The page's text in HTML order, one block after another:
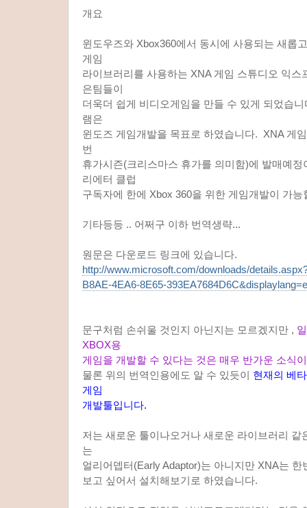
개요
윈도우즈와 Xbox360에서 동시에 사용되는 새롭
게임
라이브러리를 사용하는 XNA 게임 스튜디오 익스
은팀들이
더욱더 쉽게 비디오게임을 만들 수 있게 되었습
램은
윈도즈 게임개발을 목표로 하였습니다. XNA 게
번
휴가시즌(크리스마스 휴가를 의미함)에 발매예
리에터 클럽
구독자에 한에 Xbox 360을 위한 게임개발이 가능
기타등등 .. 어쩌구 이하 번역생략...
원문은 다운로드 링크에 있습니다.
http://www.microsoft.com/downloads/
B8AE-4EA6-8E65-
문구처럼 손쉬울 것인지 아닌지는 모르겠지만 ,
XBOX용
게임을 개발할 수 있다는 것은 매우 반가운 소식이
물론 위의 번역인용에도 알 수 있듯이 현재의 베
게임
개발툴입니다.
저는 새로운 툴이나오거나 새로운 라이브러리 같
는
얼리어뎁터(Early Adaptor)는 아니지만 XNA는
보고 싶어서 설치해보기로 하였습니다.